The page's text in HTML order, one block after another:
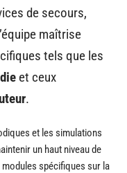
de secours,
maîtrise
tels que les
et ceux
.
et les simulations
un haut niveau de
spécifiques sur la